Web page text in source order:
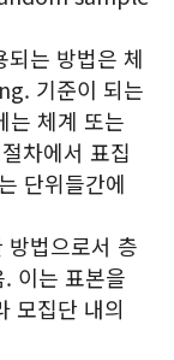
는 방법은 체
기준이 되는
는 체계 또는
차에서 표집
단위들간에
방법으로서 층
이는 표본을
모집단 내의